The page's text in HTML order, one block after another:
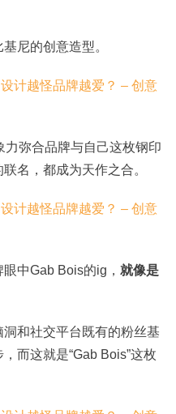
尼的创意造型。
弥合品牌与自己这枚钢印
名，都成为天作之合。
中Gab Bois的ig， 就像是
和社交平台既有的粉丝基
而这就是“Gab Bois”这枚